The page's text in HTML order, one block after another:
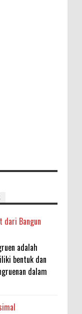
dari Bangun
adalah
bentuk dan
dalam